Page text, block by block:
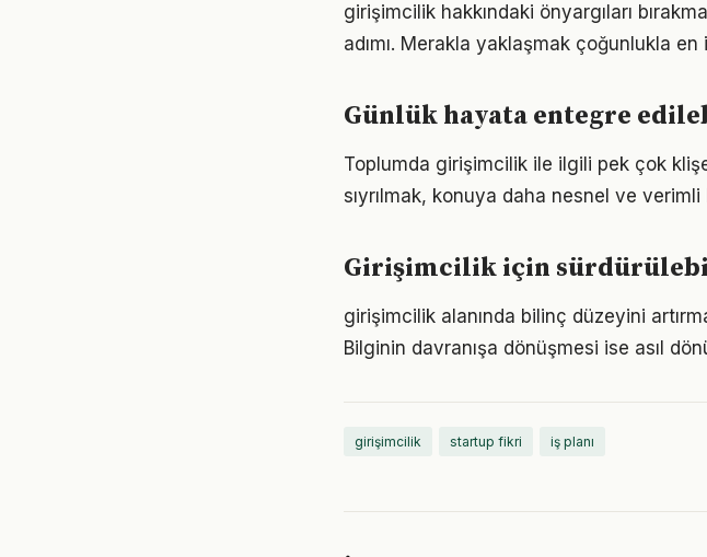
girişimcilik hakkındaki önyargıları
adımı. Merakla yaklaşmak çoğunlukla
Günlük hayata entegre
Toplumda girişimcilik ile ilgili pek çok
sıyrılmak, konuya daha nesnel ve verimli
Girişimcilik için
girişimcilik alanında bilinç düzeyini
Bilginin davranışa dönüşmesi ise asıl
girişimcilik startup fikri iş planı